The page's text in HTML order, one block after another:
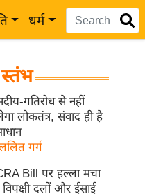
धर्म
स्तंभ
गतिरोध से नहीं
लोकतंत्र, संवाद ही है
गर्ग
Bill पर हल्ला मचा
विपक्षी दलों और ईसाई